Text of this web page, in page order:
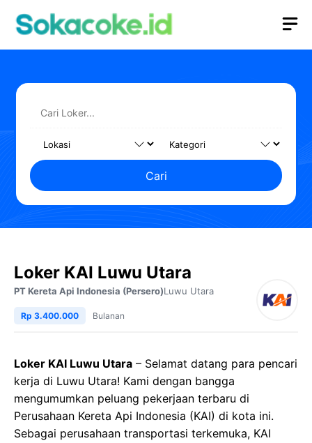
Cari
Loker KAI Luwu Utara
PT Kereta Api Indonesia (Persero)Luwu Utara
Rp 3.400.000 Bulanan
Loker KAI Luwu Utara – Selamat datang para pencari
kerja di Luwu Utara! Kami dengan bangga
mengumumkan peluang pekerjaan terbaru di
Perusahaan Kereta Api Indonesia (KAI) di kota ini.
Sebagai perusahaan transportasi terkemuka, KAI